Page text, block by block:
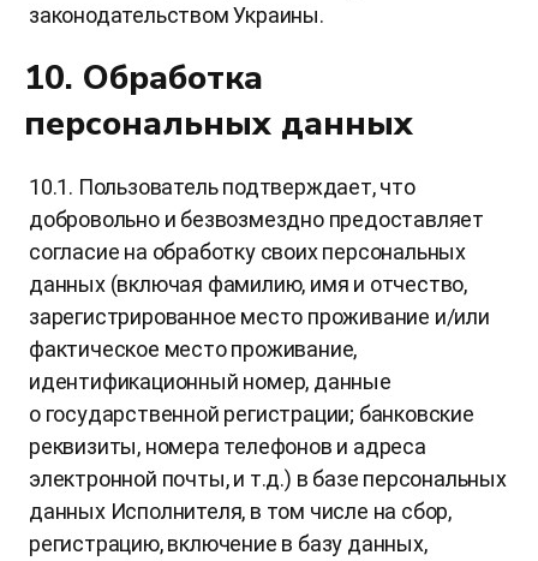
законодательством Украины.
10. Обработка
персональных данных
10.1. Пользователь подтверждает, что
добровольно и безвозмездно предоставляет
согласие на обработку своих персональных
данных (включая фамилию, имя и отчество,
зарегистрированное место проживание и/или
фактическое место проживание,
идентификационный номер, данные
о государственной регистрации; банковские
реквизиты, номера телефонов и адреса
электронной почты, и т.д.) в базе персональных
данных Исполнителя, в том числе на сбор,
регистрацию, включение в базу данных,